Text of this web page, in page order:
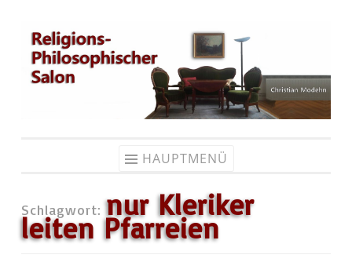
Zum
Inhalt
springen
HAUPTMENÜ
Schlagwort: nur Kleriker
leiten Pfarreien